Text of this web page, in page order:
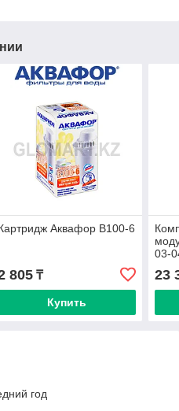
Аквафор B100-6
805₸
Купить
03-
23
год